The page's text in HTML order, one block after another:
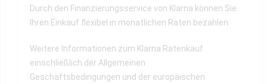
Durch den Finanzierungsservice von Klarna können Sie
Ihren Einkauf flexibel in monatlichen Raten bezahlen.
Weitere Informationen zum Klarna Ratenkauf
einschließlich der Allgemeinen
Geschäftsbedingungen und der europäischen